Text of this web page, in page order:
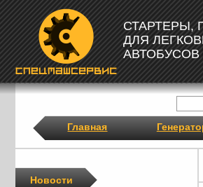
СТАРТЕРЫ,
ДЛЯ
Главная
Новости